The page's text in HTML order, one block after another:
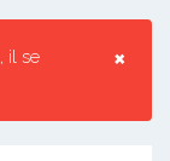
×
, il se